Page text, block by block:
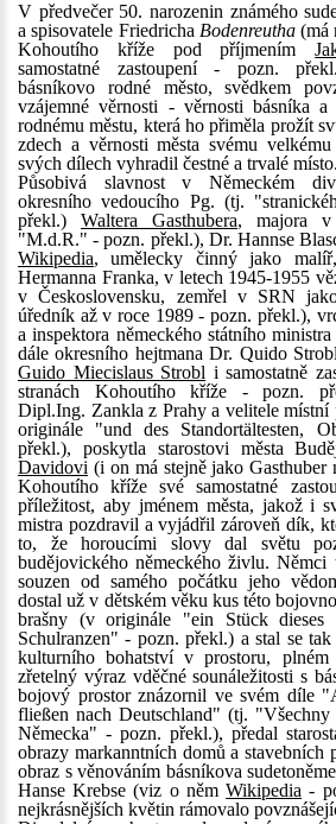
V předvečer 50. narozenin známého
a spisovatele Friedricha Bodenreutha(má
Kohoutího kříže pod příjmením
samostatné zastoupení - pozn.
básníkovo rodné město, svědkem
vzájemné věrnosti - věrnosti básníka a
rodnému městu, která ho přiměla prožít
zdech a věrnosti města svému
svých dílech vyhradil čestné a trvalé místo.
Působivá slavnost v Německém
okresního vedoucího Pg. (tj.
překl.) Waltera Gasthubera, majora v
"M.d.R." - pozn. překl.), Dr. Hannse
Wikipedia, umělecky činný jako
Hermanna Franka, v letech 1945-1955
v Československu, zemřel v SRN
úředník až v roce 1989 - pozn. překl.),
a inspektora německého státního
dále okresního hejtmana Dr. Quido
Guido Miecislaus Strobl i samostatně
stranách Kohoutího kříže - pozn.
Dipl.Ing. Zankla z Prahy a velitele
originále "und des Standortältesten,
překl.), poskytla starostovi města
Davidovi (i on má stejně jako Gasthuber
Kohoutího kříže své samostatné
příležitost, aby jménem města, jakož i
mistra pozdravil a vyjádřil zároveň dík,
to, že horoucími slovy dal světu
budějovického německého živlu.
souzen od samého počátku jeho
dostal už v dětském věku kus této
brašny (v originále "ein Stück dieses
Schulranzen" - pozn. překl.) a stal se tak
kulturního bohatství v prostoru, plném
zřetelný výraz vděčné sounáležitosti s
bojový prostor znázornil ve svém díle
fließen nach Deutschland" (tj.
Německa" - pozn. překl.), předal
obrazy markanntních domů a stavebních
obraz s věnováním básníkova
Hanse Krebse (viz o němWikipedia -
nejkrásnějších květin rámovalo